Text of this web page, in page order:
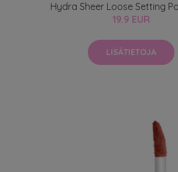
Hydra Sheer Loose Setting
19.9 EUR
LISÄTIETOJA